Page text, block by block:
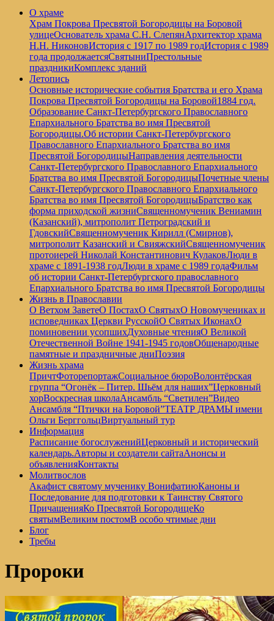
О храме
Храм Покрова Пресвятой Богородицы на Боровой
улицеОснователь храма С.Н. СлепянАрхитектор храма
Н.Н. НиконовИстория с 1917 по 1989 годИстория с 1989
года продолжаетсяСвятыниПрестольные
праздникиКомплекс зданий
Летопись
Основные исторические события Братства и его Храма
Покрова Пресвятой Богородицы на Боровой1884 год.
Образование Санкт-Петербургского Православного
Епархиального Братства во имя Пресвятой
Богородицы.Об истории Санкт-Петербургского
Православного Епархиального Братства во имя
Пресвятой БогородицыНаправления деятельности
Санкт-Петербургского Православного Епархиального
Братства во имя Пресвятой БогородицыПочетные члены
Санкт-Петербургского Православного Епархиального
Братства во имя Пресвятой БогородицыБратство как
форма приходской жизниСвященномученик Вениамин
(Казанский), митрополит Петроградский и
ГдовскийСвященномученик Кирилл (Смирнов),
митрополит Казанский и СвияжскийСвященномученик
протоиерей Николай Константинович КулаковЛюди в
храме с 1891-1938 годЛюди в храме с 1989 годаФильм
об истории Санкт-Петербургского православного
Епархиального Братства во имя Пресвятой Богородицы
Жизнь в Православии
О Ветхом ЗаветеО ПостахО СвятыхО Новомучениках и
исповедниках Церкви РусскойО Святых ИконахО
поминовении усопшихДуховные чтенияО Великой
Отечественной Войне 1941-1945 годовОбщенародные
памятные и праздничные дниПоэзия
Жизнь храма
ПричтФоторепортажСоциальное бюроВолонтёрская
группа “Огонёк – Питер. Шьём для наших”Церковный
хорВоскресная школаАнсамбль “Светилен”Видео
Ансамбля “Птички на Боровой”ТЕАТР ДРАМЫ имени
Ольги БерггольцВиртуальный тур
Информация
Расписание богослуженийЦерковный и исторический
календарь.Авторы и создатели сайтаАнонсы и
объявленияКонтакты
Молитвослов
Акафист святому мученику ВонифатиюКаноны и
Последование для подготовки к Таинству Святого
ПричащенияКо Пресвятой БогородицеКо
святымВеликим постомВ особо чтимые дни
Блог
Требы
Пророки